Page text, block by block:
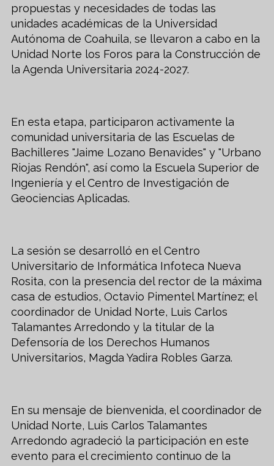
propuestas y necesidades de todas las
unidades académicas de la Universidad
Autónoma de Coahuila, se llevaron a cabo en la
Unidad Norte los Foros para la Construcción de
la Agenda Universitaria 2024-2027.
En esta etapa, participaron activamente la
comunidad universitaria de las Escuelas de
Bachilleres "Jaime Lozano Benavides" y "Urbano
Riojas Rendón", así como la Escuela Superior de
Ingeniería y el Centro de Investigación de
Geociencias Aplicadas.
La sesión se desarrolló en el Centro
Universitario de Informática Infoteca Nueva
Rosita, con la presencia del rector de la máxima
casa de estudios, Octavio Pimentel Martínez; el
coordinador de Unidad Norte, Luis Carlos
Talamantes Arredondo y la titular de la
Defensoría de los Derechos Humanos
Universitarios, Magda Yadira Robles Garza.
En su mensaje de bienvenida, el coordinador de
Unidad Norte, Luis Carlos Talamantes
Arredondo agradeció la participación en este
evento para el crecimiento continuo de la